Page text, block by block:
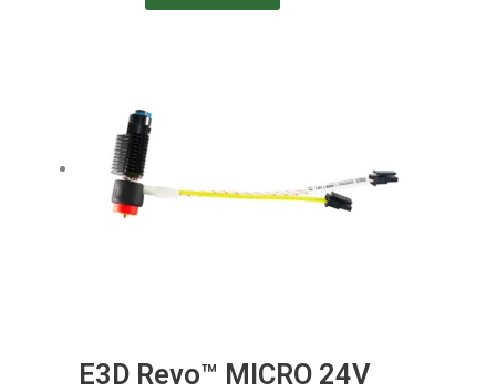
E3D Revo™ MICRO 24V